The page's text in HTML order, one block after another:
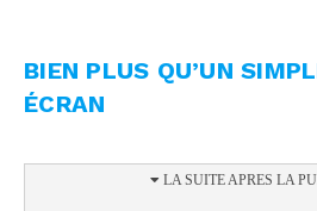
BIEN PLUS QU’UN
ÉCRAN